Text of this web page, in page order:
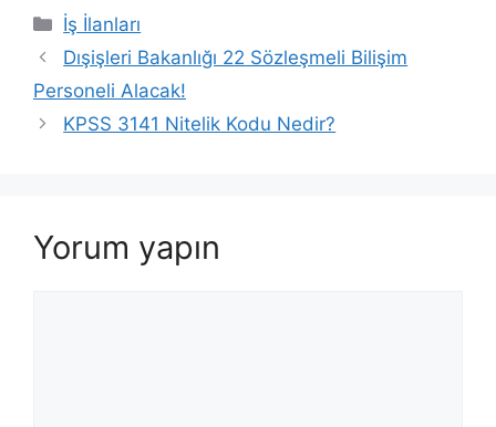
Kategoriler
İş İlanları
Dışişleri Bakanlığı 22 Sözleşmeli Bilişim
Personeli Alacak!
KPSS 3141 Nitelik Kodu Nedir?
Yorum yapın